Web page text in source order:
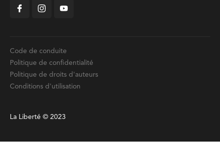
Code de conduite
Politique de confidentialité
Politique de droits d'auteurs
Conditions d'utilisation
La Liberté © 2023